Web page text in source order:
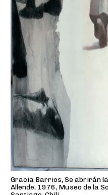
Gracia Barrios, Se abrirán
Allende, 1976, Museo de la